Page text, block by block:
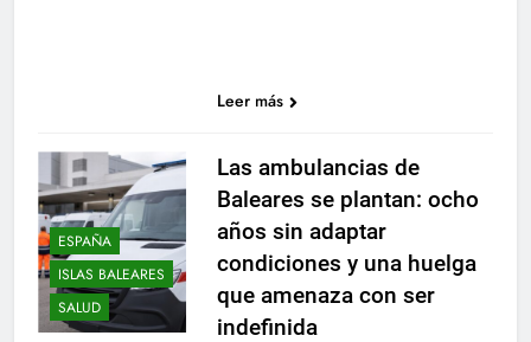
Leer más
ESPAÑA
ISLAS BALEARES
SALUD
Las ambulancias de
Baleares se plantan: ocho
años sin adaptar
condiciones y una huelga
que amenaza con ser
indefinida